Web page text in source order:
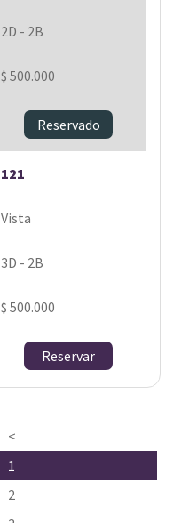
2D - 2B
$ 500.000
Reservado
121
Vista
3D - 2B
$ 500.000
Reservar
<
1
2